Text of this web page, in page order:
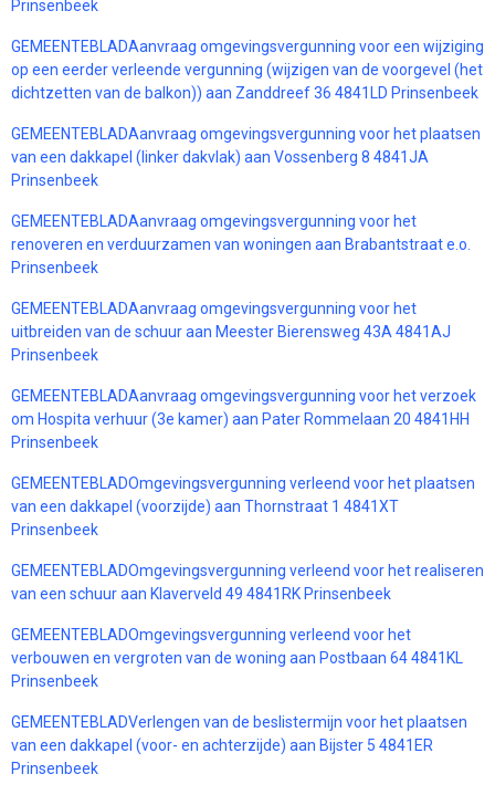
Prinsenbeek
GEMEENTEBLADAanvraag omgevingsvergunning voor een wijziging
op een eerder verleende vergunning (wijzigen van de voorgevel (het
dichtzetten van de balkon)) aan Zanddreef 36 4841LD Prinsenbeek
GEMEENTEBLADAanvraag omgevingsvergunning voor het plaatsen
van een dakkapel (linker dakvlak) aan Vossenberg 8 4841JA
Prinsenbeek
GEMEENTEBLADAanvraag omgevingsvergunning voor het
renoveren en verduurzamen van woningen aan Brabantstraat e.o.
Prinsenbeek
GEMEENTEBLADAanvraag omgevingsvergunning voor het
uitbreiden van de schuur aan Meester Bierensweg 43A 4841AJ
Prinsenbeek
GEMEENTEBLADAanvraag omgevingsvergunning voor het verzoek
om Hospita verhuur (3e kamer) aan Pater Rommelaan 20 4841HH
Prinsenbeek
GEMEENTEBLADOmgevingsvergunning verleend voor het plaatsen
van een dakkapel (voorzijde) aan Thornstraat 1 4841XT
Prinsenbeek
GEMEENTEBLADOmgevingsvergunning verleend voor het realiseren
van een schuur aan Klaverveld 49 4841RK Prinsenbeek
GEMEENTEBLADOmgevingsvergunning verleend voor het
verbouwen en vergroten van de woning aan Postbaan 64 4841KL
Prinsenbeek
GEMEENTEBLADVerlengen van de beslistermijn voor het plaatsen
van een dakkapel (voor- en achterzijde) aan Bijster 5 4841ER
Prinsenbeek